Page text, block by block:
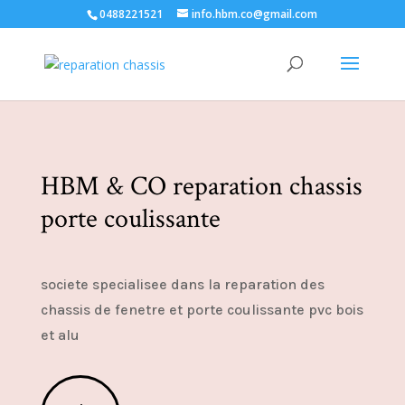
0488221521 info.hbm.co@gmail.com
HBM & CO reparation chassis
porte coulissante
societe specialisee dans la reparation des
chassis de fenetre et porte coulissante pvc bois
et alu